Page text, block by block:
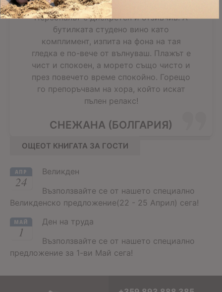
необходимо за добрата почивка.
Персоналът е дискретен и отзивчив. А
бутилката студено вино като
комплимент, изпита на фона на тая
гледка е по-вече от вълнуваш. Плажът е
чист и спокоен, а морето също чисто и
през повечето време спокойно. Горещо
го препоръчвам на хора, който искат
пълен релакс!
СНЕЖАНА (БОЛГАРИЯ)
ОЩЕОТ КНИГАТА ЗА ГОСТИ
АПР
24
Великден
Възползвайте се от нашето специално
Великденско предложение(22 - 25 Април) сега!
МАЙ
1
Ден на труда
Възползвайте се от нашето специално
предложение за 1-ви Май сега!